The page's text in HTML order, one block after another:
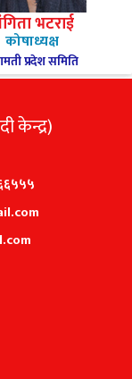
भटराई
कोषाध्यक्ष
प्रदेश समिति
केन्द्र)